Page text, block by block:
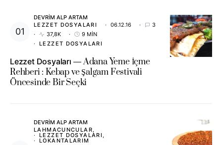
DEVRIM ALP ARTAM
LEZZET DOSYALARI
06.12.16
3
37,8K
9 MIN
LEZZET DOSYALARI
Lezzet Dosyaları
Adana Yeme İçme
Rehberi : Kebap ve Şalgam Festivali
Öncesinde Bir Seçki
DEVRIM ALP ARTAM
LAHMACUNCULAR
LEZZET DOSYALARI
LOKANTALARIM